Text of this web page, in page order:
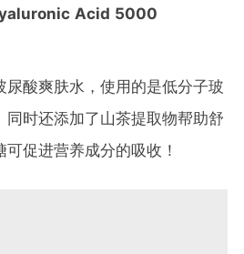
Acid 5000
尿酸爽肤水，使用的是低分子玻
同时还添加了山茶提取物帮助舒
促进营养成分的吸收！